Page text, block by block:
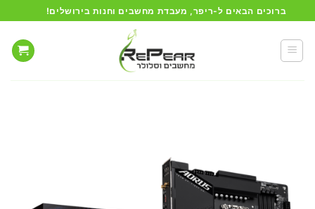
to
content
ברוכים הבאים ל-ריפר, מעבדת מחשבים וחנות בירושלים!